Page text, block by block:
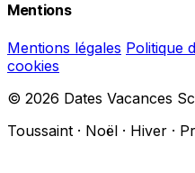
Mentions
Mentions légales Politique
cookies
© 2026 Dates Vacances
Toussaint · Noël · Hiver ·